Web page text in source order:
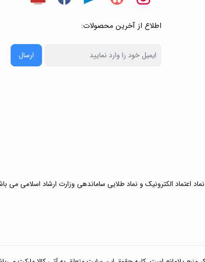
اطلاع از آخرین محصولات:
ارسال
اعتماد الکترونیک و نماد طلایی ساماندهی وزارت ارشاد اسلامی می